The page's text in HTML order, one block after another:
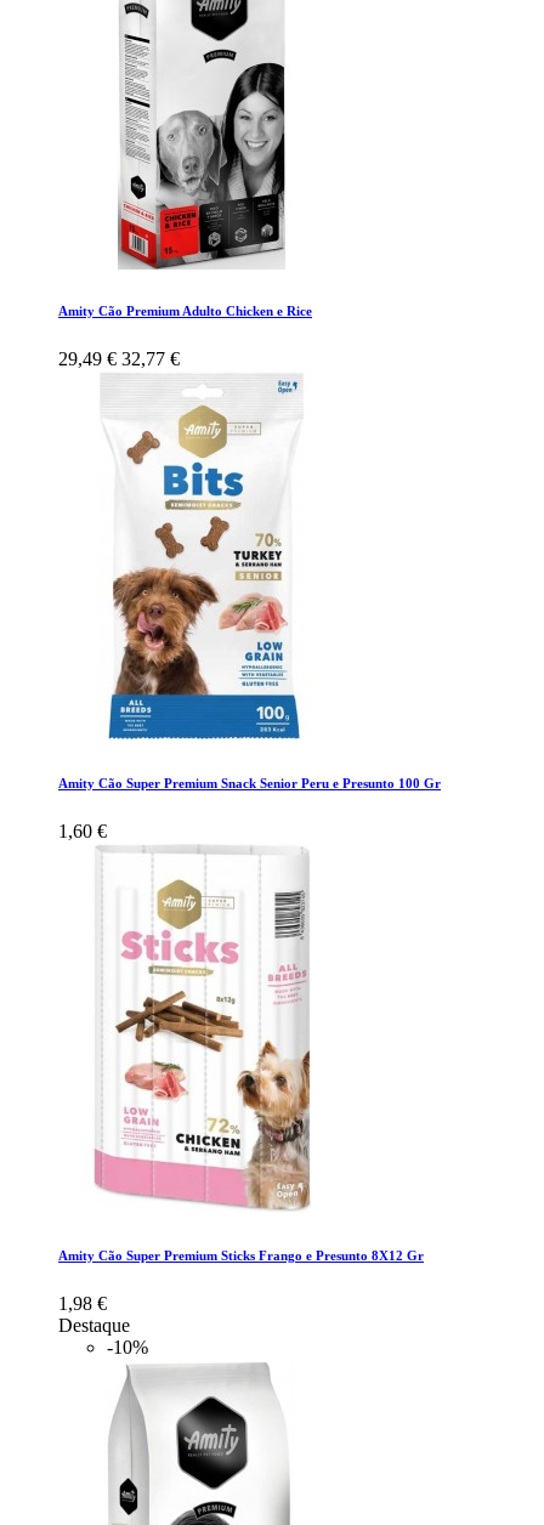
Amity Cão Premium Adulto Chicken e Rice
29,49 € 32,77 €
Amity Cão Super Premium Snack Senior Peru e Presunto 100 Gr
1,60 €
Amity Cão Super Premium Sticks Frango e Presunto 8X12 Gr
1,98 €
Destaque
-10%